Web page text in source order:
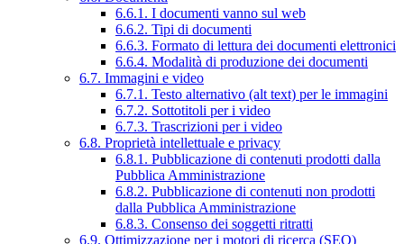
6.6.1. I documenti vanno sul web
6.6.2. Tipi di documenti
6.6.3. Formato di lettura dei documenti elettronici
6.6.4. Modalità di produzione dei documenti
6.7. Immagini e video
6.7.1. Testo alternativo (alt text) per le immagini
6.7.2. Sottotitoli per i video
6.7.3. Trascrizioni per i video
6.8. Proprietà intellettuale e privacy
6.8.1. Pubblicazione di contenuti prodotti dalla
Pubblica Amministrazione
6.8.2. Pubblicazione di contenuti non prodotti
dalla Pubblica Amministrazione
6.8.3. Consenso dei soggetti ritratti
6.9. Ottimizzazione per i motori di ricerca (SEO)